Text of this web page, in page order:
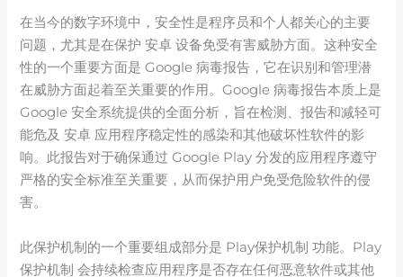
在当今的数字环境中，安全性是程序员和个人都关心的主要
问题，尤其是在保护 安卓 设备免受有害威胁方面。这种安全
性的一个重要方面是 Google 病毒报告，它在识别和管理潜
在威胁方面起着至关重要的作用。Google 病毒报告本质上是
Google 安全系统提供的全面分析，旨在检测、报告和减轻可
能危及 安卓 应用程序稳定性的感染和其他破坏性软件的影
响。此报告对于确保通过 Google Play 分发的应用程序遵守
严格的安全标准至关重要，从而保护用户免受危险软件的侵
害。
此保护机制的一个重要组成部分是 Play保护机制 功能。Play
保护机制 会持续检查应用程序是否存在任何恶意软件或其他